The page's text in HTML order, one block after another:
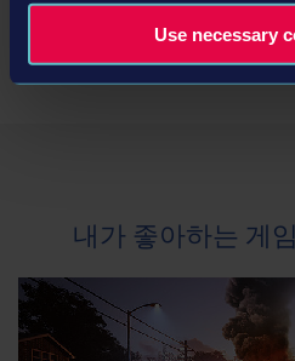
Use necessary
Steam
내가 좋아하는 게